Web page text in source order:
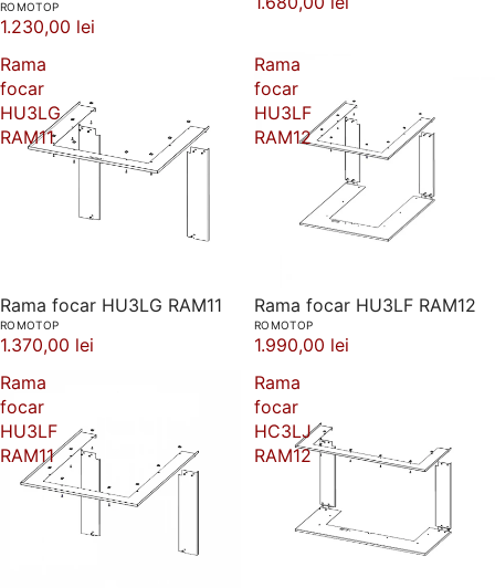
ROMOTOP
1.230,00 lei
Rama
focar
HU3LG
RAM11
Rama focar HU3LG RAM11
ROMOTOP
1.370,00 lei
Rama
focar
HU3LF
RAM12
Rama focar HU3LF RAM12
ROMOTOP
1.990,00 lei
Rama
focar
HU3LF
RAM11
Rama
focar
HC3LJ
RAM12